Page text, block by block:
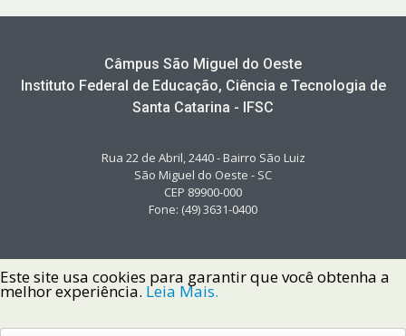
Câmpus São Miguel do Oeste
Instituto Federal de Educação, Ciência e Tecnologia de
Santa Catarina - IFSC
Rua 22 de Abril, 2440 - Bairro São Luiz
São Miguel do Oeste - SC
CEP 89900-000
Fone: (49) 3631-0400
Este site usa cookies para garantir que você obtenha a
melhor experiência. Leia Mais.